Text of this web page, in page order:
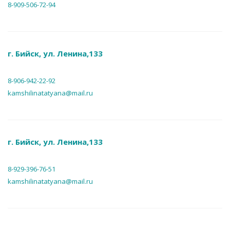
8-909-506-72-94
г. Бийск, ул. Ленина,133
8-906-942-22-92
kamshilinatatyana@mail.ru
г. Бийск, ул. Ленина,133
8-929-396-76-51
kamshilinatatyana@mail.ru